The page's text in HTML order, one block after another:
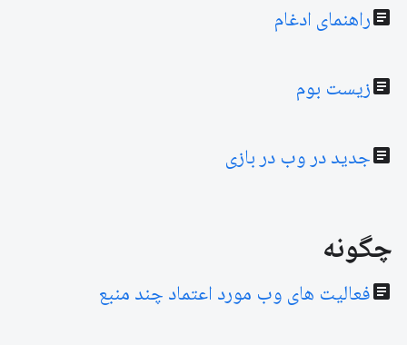
articleراهنمای ادغام
articleزیست بوم
articleجدید در وب در بازی
چگونه
articleفعالیت های وب مورد اعتماد چند منبع